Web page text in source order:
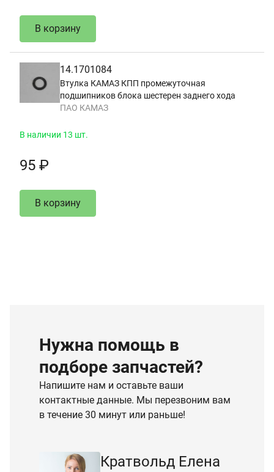
В корзину
14.1701084
Втулка КАМАЗ КПП промежуточная
подшипников блока шестерен заднего хода
ПАО КАМАЗ
В наличии 13 шт.
95 ₽
В корзину
Нужна помощь в
подборе запчастей?
Напишите нам и оставьте ваши
контактные данные. Мы перезвоним вам
в течение 30 минут или раньше!
Кратвольд Елена